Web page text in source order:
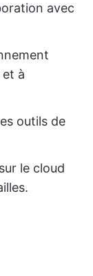
avec
à
outils de
le cloud